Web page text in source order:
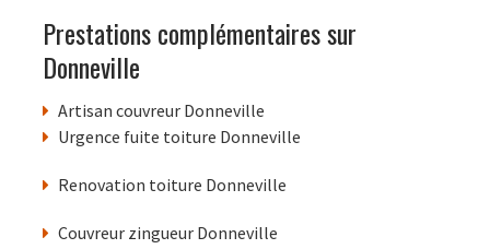
Prestations complémentaires sur
Donneville
Artisan couvreur Donneville
Urgence fuite toiture Donneville
Renovation toiture Donneville
Couvreur zingueur Donneville